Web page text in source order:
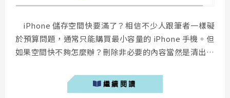
iPhone 儲存空間快要滿了？相信不少人跟筆者一樣礙
於預算問題，通常只能購買最小容量的 iPhone 手機。但
如果空間快不夠怎麼辦？刪除非必要的內容當然是清出空
電腦上也是騰出空間的好方法。過去不少人會透過
iTunes 將 iPhone 照片傳到電腦，不過因為 iTunes 已不
繼續閱讀